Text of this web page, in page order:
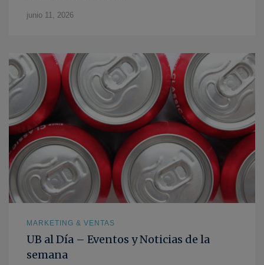
junio 11, 2026
MARKETING & VENTAS
UB al Día – Eventos y Noticias de la
semana